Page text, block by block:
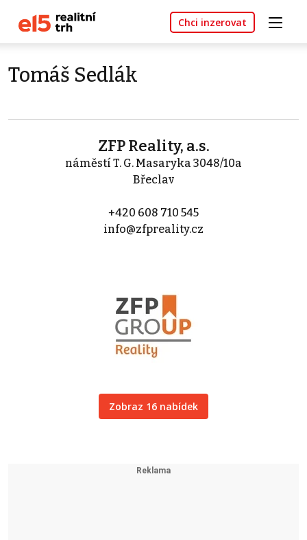
Chci inzerovat
Tomáš Sedlák
ZFP Reality, a.s.
náměstí T. G. Masaryka 3048/10a
Břeclav
+420 608 710 545
info@zfpreality.cz
Zobraz 16 nabídek